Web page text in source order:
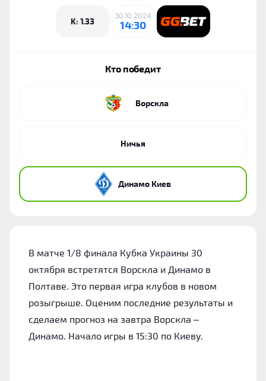
K: 1.33
30.10.2024
14:30
Кто победит
Ворскла
Ничья
Динамо Киев
В матче 1/8 финала Кубка Украины 30
октября встретятся Ворскла и Динамо в
Полтаве. Это первая игра клубов в новом
розыгрыше. Оценим последние результаты и
сделаем прогноз на завтра Ворскла –
Динамо. Начало игры в 15:30 по Киеву.